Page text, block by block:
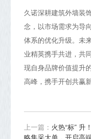
久诺深耕建筑外墙装
念，以市场需求为导
体系的优化升级。未
业精英携手共进，共
现自身品牌价值提升
高峰，携手开创共赢
上一篇： 火热“标” 升
略集采大单，开启高